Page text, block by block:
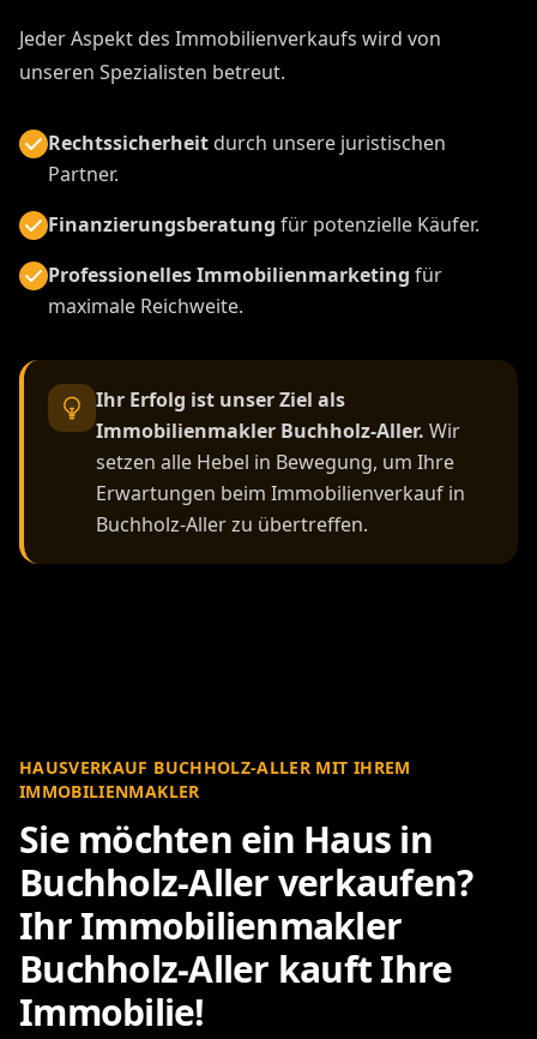
Jeder Aspekt des Immobilienverkaufs wird von
unseren Spezialisten betreut.
Rechtssicherheitdurch unsere juristischen
Partner.
Finanzierungsberatung für potenzielle Käufer.
Professionelles Immobilienmarketing für
maximale Reichweite.
Ihr Erfolg ist unser Ziel als
Immobilienmakler Buchholz-Aller. Wir
setzen alle Hebel in Bewegung, um Ihre
Erwartungen beim Immobilienverkauf in
Buchholz-Aller zu übertreffen.
HAUSVERKAUF BUCHHOLZ-ALLER MIT IHREM
IMMOBILIENMAKLER
Sie möchten ein Haus in
Buchholz-Aller verkaufen?
Ihr Immobilienmakler
Buchholz-Aller kauft Ihre
Immobilie!